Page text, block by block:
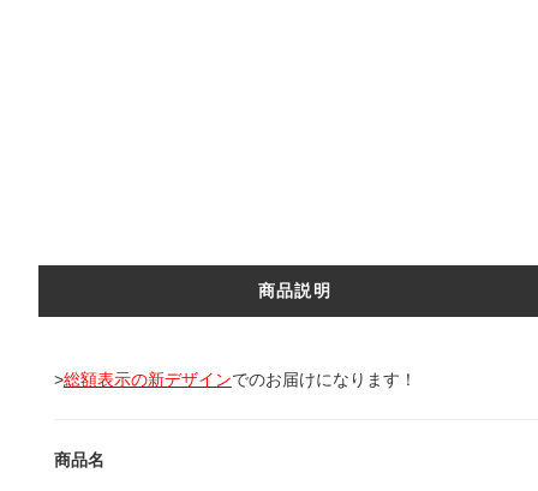
商品説明
>総額表示の新デザインでのお届けになります！
商品名